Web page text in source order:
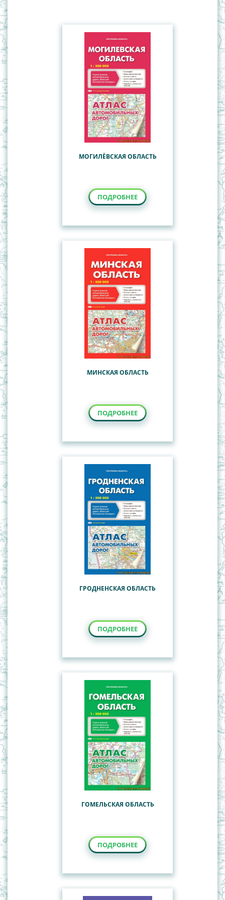
География
Учебные настенные карты
МОГИЛЁВСКАЯ ОБЛАСТЬ
ПОДРОБНЕЕ
МИНСКАЯ ОБЛАСТЬ
ПОДРОБНЕЕ
ГРОДНЕНСКАЯ ОБЛАСТЬ
ПОДРОБНЕЕ
ГОМЕЛЬСКАЯ ОБЛАСТЬ
ПОДРОБНЕЕ